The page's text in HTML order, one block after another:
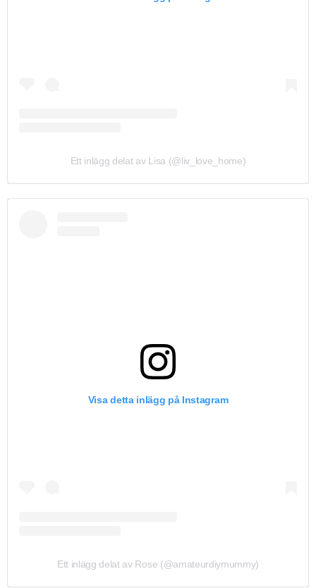
Ett inlägg delat av Lisa (@liv_love_home)
Visa detta inlägg på Instagram
Ett inlägg delat av Rose (@amateurdiymummy)